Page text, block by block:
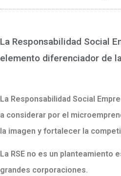
La Responsabilidad Social
elemento diferenciador de
La Responsabilidad Social
a considerar por el
la imagen y fortalecer la
La RSE no es un planteamiento
grandes corporaciones.